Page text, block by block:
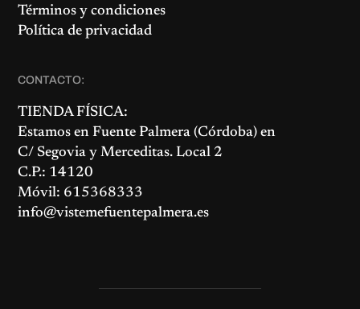
Términos y condiciones
Política de privacidad
CONTACTO:
TIENDA FÍSICA:
Estamos enFuente Palmera (Córdoba) en
C/ Segovia y Merceditas. Local 2
C.P.: 14120
Móvil: 615368333
info@vistemefuentepalmera.es